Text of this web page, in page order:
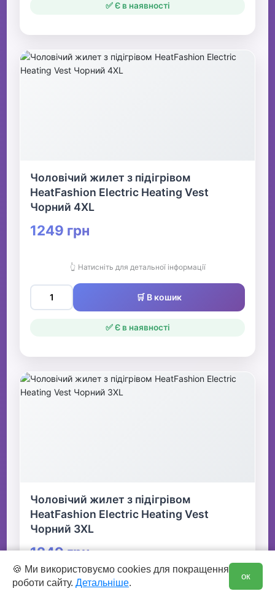
✅ Є в наявності
Чоловічий жилет з підігрівом
HeatFashion Electric Heating Vest
Чорний 4XL
1249 грн
👆 Натисніть для детальної інформації
🛒 В кошик
✅ Є в наявності
Чоловічий жилет з підігрівом
HeatFashion Electric Heating Vest
Чорний 3XL
1249 грн
👆 Натисніть для детальної інформації
🍪 Ми використовуємо cookies для покращення
роботи сайту. Детальніше.
ок
0